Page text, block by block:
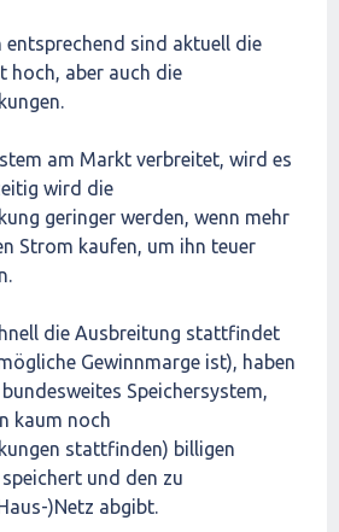
entsprechend sind aktuell die
hoch, aber auch die
am Markt verbreitet, wird es
wird die
geringer werden, wenn mehr
Strom kaufen, um ihn teuer
die Ausbreitung stattfindet
Gewinnmarge ist), haben
Speichersystem,
kaum noch
stattfinden) billigen
und den zu
)Netz abgibt.